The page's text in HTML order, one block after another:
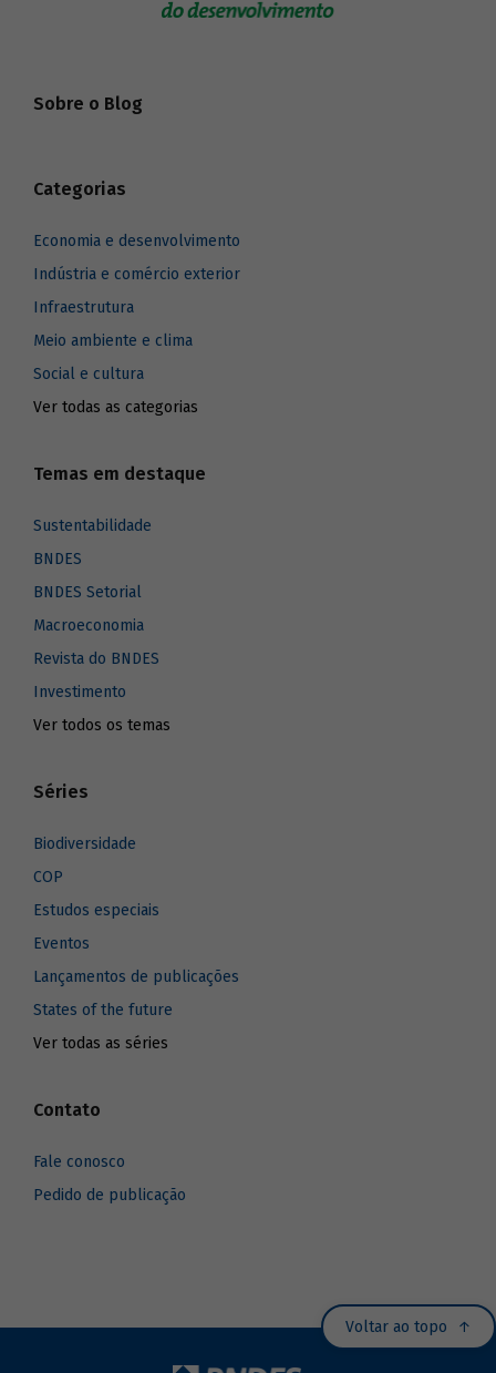
Sobre o Blog
Categorias
Economia e desenvolvimento
Indústria e comércio exterior
Infraestrutura
Meio ambiente e clima
Social e cultura
Ver todas as categorias
Temas em destaque
Sustentabilidade
BNDES
BNDES Setorial
Macroeconomia
Revista do BNDES
Investimento
Ver todos os temas
Séries
Biodiversidade
COP
Estudos especiais
Eventos
Lançamentos de publicações
States of the future
Ver todas as séries
Contato
Fale conosco
Pedido de publicação
Voltar ao topo